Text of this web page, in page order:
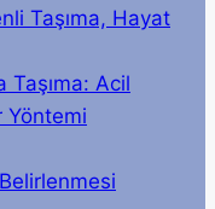
Taşıma, Hayat
Taşıma: Acil
Yöntemi